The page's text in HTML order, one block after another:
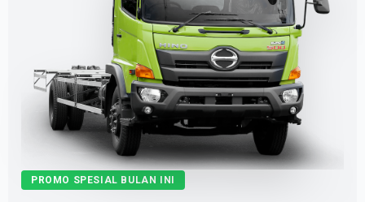
PROMO SPESIAL BULAN INI